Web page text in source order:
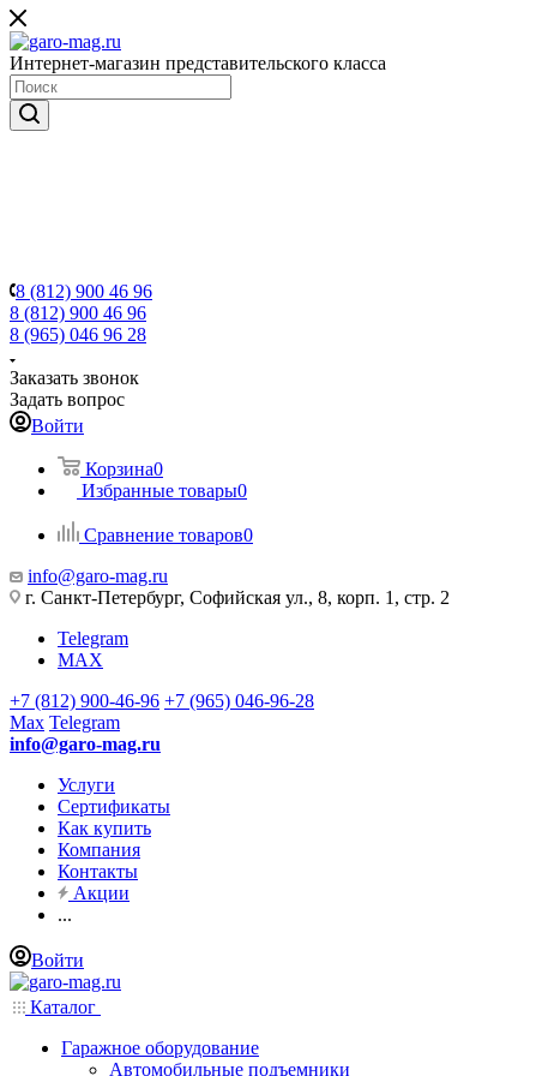
Интернет-магазин представительского класса
8 (812) 900 46 96
8 (812) 900 46 96
8 (965) 046 96 28
Заказать звонок
Задать вопрос
Войти
Корзина0
Избранные товары0
Сравнение товаров0
info@garo-mag.ru
г. Санкт-Петербург, Софийская ул., 8, корп. 1, стр. 2
Telegram
MAX
+7 (812) 900-46-96 +7 (965) 046-96-28
Max Telegram
info@garo-mag.ru
Услуги
Сертификаты
Как купить
Компания
Контакты
Акции
...
Войти
Каталог
Гаражное оборудование
Автомобильные подъемники